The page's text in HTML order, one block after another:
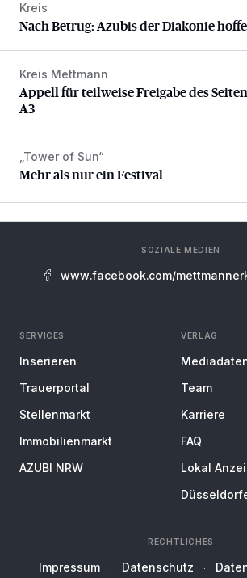
Nach Betrug: Azubis der Diakonie
Kreis
Nach Betrug: Azubis der Diakonie
Appell für teilweise Freigabe des
Kreis Mettmann
Appell für teilweise Freigabe des
A3
Mehr als nur ein Festival
„Tower of Sun“
Mehr als nur ein Festival
SOZIALE MEDIEN
www.facebook.com/
SERVICES
Inserieren
Trauerportal
Stellenmarkt
Immobilienmarkt
AZUBI NRW
VERLAG
Team
Karriere
FAQ
Lokal
RECHTLICHES
Impressum Datenschutz